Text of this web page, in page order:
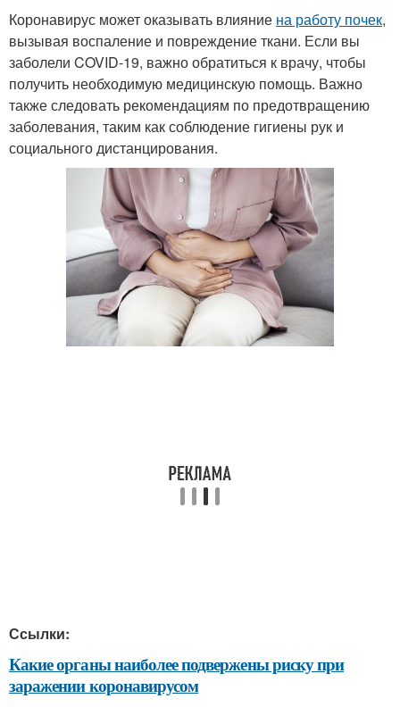
Коронавирус может оказывать влияние на работу почек,
вызывая воспаление и повреждение ткани. Если вы
заболели COVID-19, важно обратиться к врачу, чтобы
получить необходимую медицинскую помощь. Важно
также следовать рекомендациям по предотвращению
заболевания, таким как соблюдение гигиены рук и
социального дистанцирования.
Ссылки:
Какие органы наиболее подвержены риску при
заражении коронавирусом